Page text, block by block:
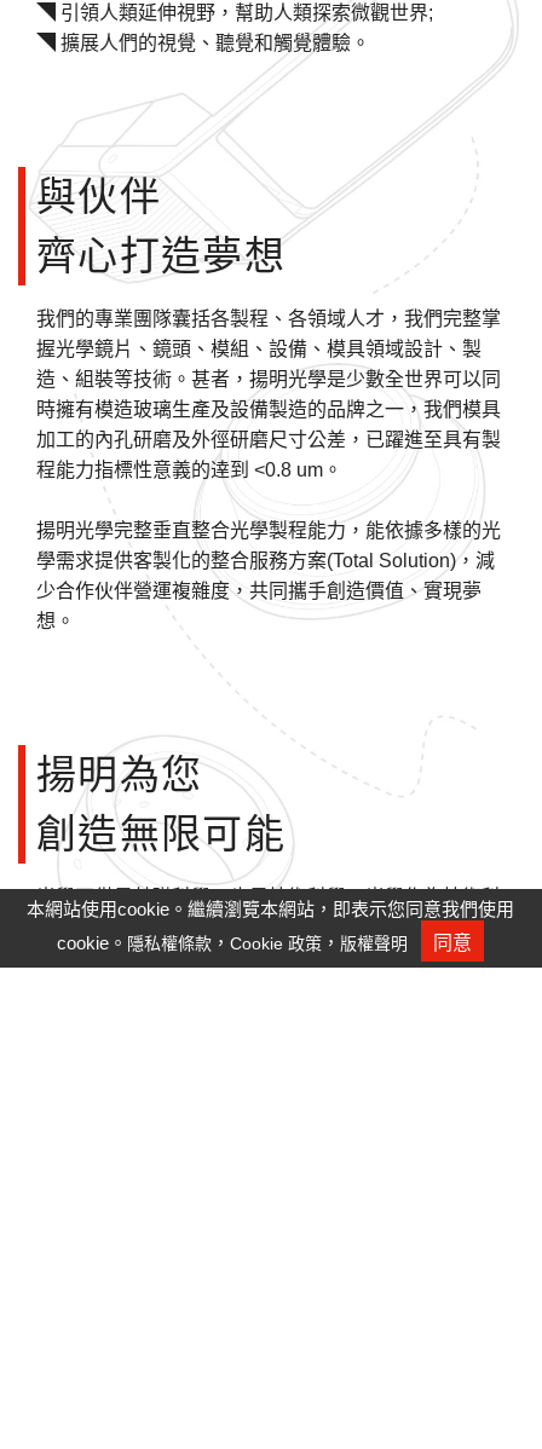
◥ 引領人類延伸視野，幫助人類探索微觀世界;
◥ 擴展人們的視覺、聽覺和觸覺體驗。
與伙伴
齊心打造夢想
我們的專業團隊囊括各製程、各領域人才，我們完整掌
握光學鏡片、鏡頭、模組、設備、模具領域設計、製
造、組裝等技術。甚者，揚明光學是少數全世界可以同
時擁有模造玻璃生產及設備製造的品牌之一，我們模具
加工的內孔研磨及外徑研磨尺寸公差，已躍進至具有製
程能力指標性意義的逹到 <0.8 um。
揚明光學完整垂直整合光學製程能力，能依據多樣的光
學需求提供客製化的整合服務方案(Total Solution)，減
少合作伙伴營運複雜度，共同攜手創造價值、實現夢
想。
揚明為您
創造無限可能
光學不僅是基礎科學，也是技術科學。光學作為技術科
學，應用於人類生產活動之中，得以擴展人們的視覺、
聽覺和觸覺。
人才招募
本網站使用cookie。繼續瀏覽本網站，即表示您同意我們使用
cookie。 隱私權條款 ，Cookie 政策 ， 版權聲明 同意